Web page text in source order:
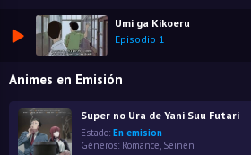
Umi ga Kikoeru
Episodio 1
Animes en Emisión
Super no Ura de Yani Suu Futari
Estado: En emision
Géneros: Romance Seinen